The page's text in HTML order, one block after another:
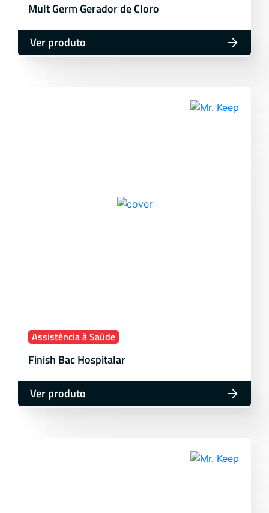
Mult Germ Gerador de Cloro
Ver produto
Assistência à Saúde
Finish Bac Hospitalar
Ver produto